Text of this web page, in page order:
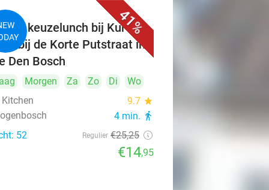
41%
keuzelunch bij Kuro's
bij de Korte Putstraat in
Den Bosch
Morgen Za Zo Di
Wo
Kitchen
9.7 star
4 min. directions_walk
52 Regulier €25,25
€14,95